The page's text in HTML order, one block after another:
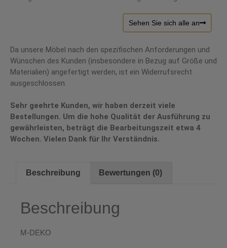
Sehen Sie sich alle an
Da unsere Möbel nach den spezifischen Anforderungen und
Wünschen des Kunden (insbesondere in Bezug auf Größe und
Materialien) angefertigt werden, ist ein Widerrufsrecht
ausgeschlossen.
Sehr geehrte Kunden, wir haben derzeit viele
Bestellungen. Um die hohe Qualität der Ausführung zu
gewährleisten, beträgt die Bearbeitungszeit etwa 4
Wochen. Vielen Dank für Ihr Verständnis.
Beschreibung Bewertungen (0)
Beschreibung
M-DEKO